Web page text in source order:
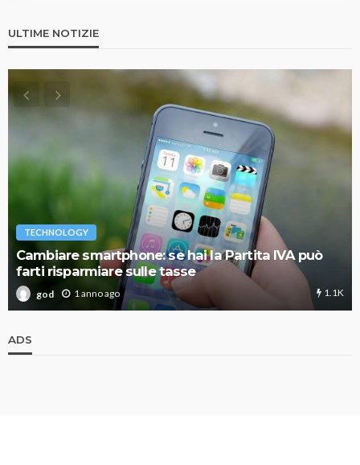
ULTIME NOTIZIE
TECHNOLOGY
Cambiare smartphone: se hai la Partita IVA può
farti risparmiare sulle tasse
god 1 anno ago 1.1K
ADS